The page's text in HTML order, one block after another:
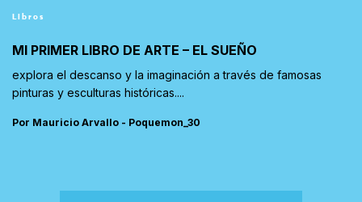
Libros
MI PRIMER LIBRO DE ARTE – EL SUEÑO
explora el descanso y la imaginación a través de famosas
pinturas y esculturas históricas....
Por Mauricio Arvallo - Poquemon_30